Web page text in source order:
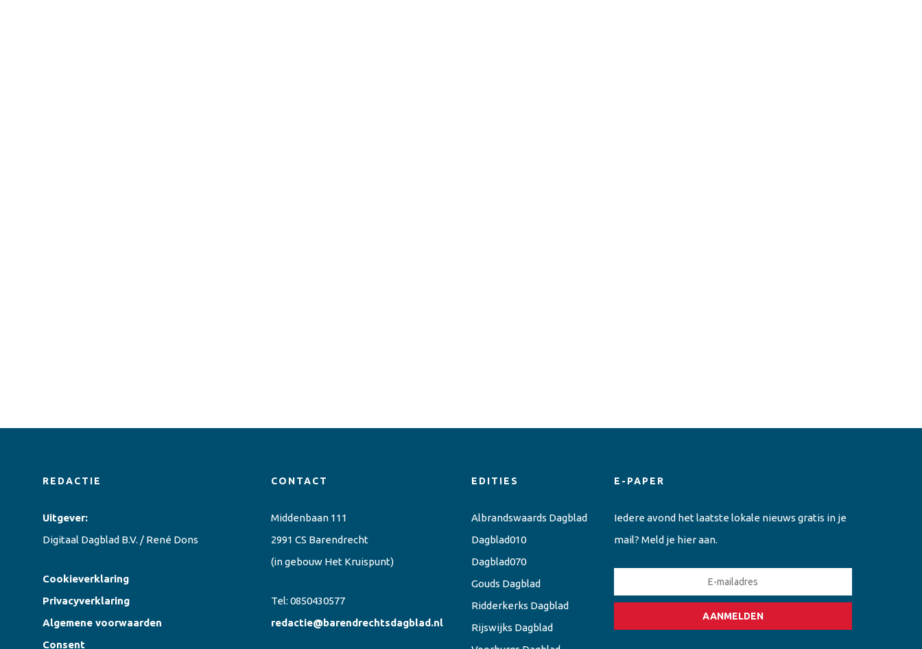
REDACTIE
Uitgever:
Digitaal Dagblad B.V. / René Dons
Cookieverklaring
Privacyverklaring
Algemene voorwaarden
Consent
CONTACT
Middenbaan 111
2991 CS Barendrecht
(in gebouw Het Kruispunt)
Tel: 0850430577
redactie@barendrechtsdagblad.nl
EDITIES
Albrandswaards Dagblad
Dagblad010
Dagblad070
Gouds Dagblad
Ridderkerks Dagblad
Rijswijks Dagblad
E-PAPER
Iedere avond het laatste lokale nieuws gratis in je
mail? Meld je hier aan.